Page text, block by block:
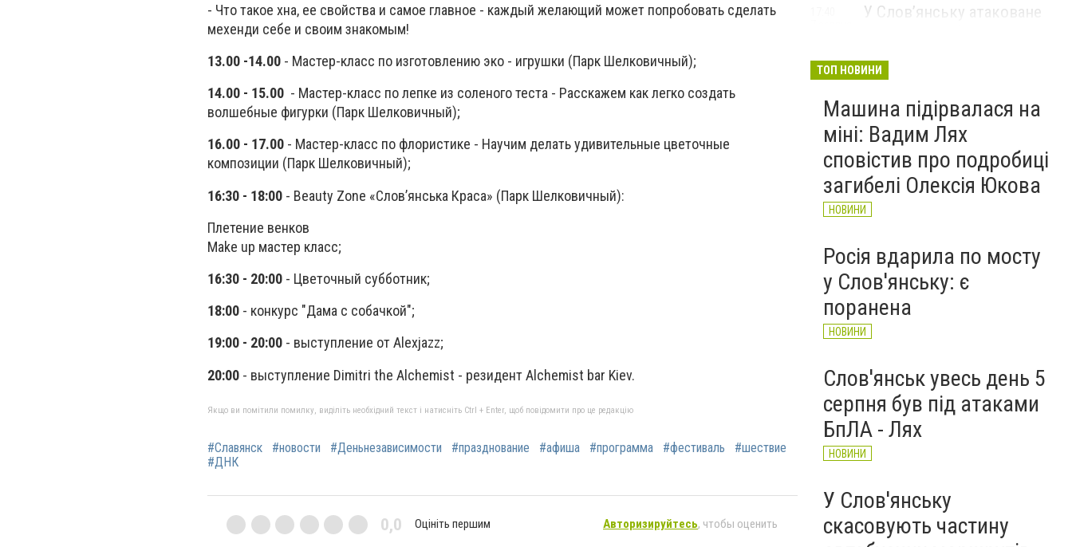
- Что такое хна, ее свойства и самое главное - каждый желающий может попробовать сделать
мехенди себе и своим знакомым!
13.00 -14.00 - Мастер-класс по изготовлению эко - игрушки (Парк Шелковичный);
14.00 - 15.00 - Мастер-класс по лепке из соленого теста - Расскажем как легко создать
волшебные фигурки (Парк Шелковичный);
16.00 - 17.00 - Мастер-класс по флористике - Научим делать удивительные цветочные
композиции (Парк Шелковичный);
16:30 - 18:00 - Beauty Zone «Слов’янська Краса» (Парк Шелковичный):
Плетение венков
Мake up мастер класс;
16:30 - 20:00 - Цветочный субботник;
18:00 - конкурс "Дама с собачкой";
19:00 - 20:00 - выступление от Alexjazz;
20:00 - выступление Dimitri the Alchemist - резидент Alchemist bar Kiev.
Якщо ви помітили помилку, виділіть необхідний текст і натисніть Ctrl + Enter, щоб повідомити про це редакцію
#Славянск #новости #Деньнезависимости #празднование #афиша #программа #фестиваль
#шествие
#ДНК
0,0 Оцініть першим Авторизируйтесь, чтобы оценить
У Слов’янську атаковане
НОВИНИ
ТОП НОВИНИ
Машина підірвалася на
міні: Вадим Лях
сповістив про подробиці
загибелі Олексія Юкова
НОВИНИ
Росія вдарила по мосту
у Слов'янську: є
поранена
НОВИНИ
Слов'янськ увесь день 5
серпня був під атаками
БпЛА - Лях
НОВИНИ
У Слов'янську
скасовують частину